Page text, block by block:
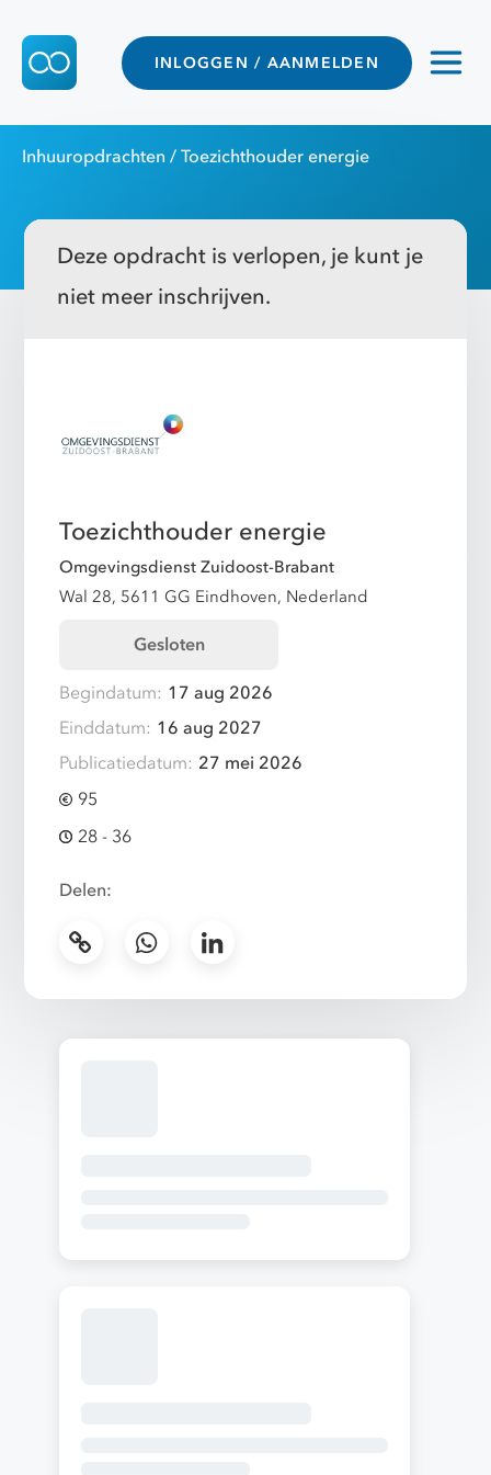
INLOGGEN / AANMELDEN
Inhuuropdrachten / Toezichthouder energie
Deze opdracht is verlopen, je kunt je
niet meer inschrijven.
Toezichthouder energie
Omgevingsdienst Zuidoost-Brabant
Wal 28, 5611 GG Eindhoven, Nederland
Gesloten
Begindatum: 17 aug 2026
Einddatum: 16 aug 2027
Publicatiedatum: 27 mei 2026
95
28 - 36
Delen: